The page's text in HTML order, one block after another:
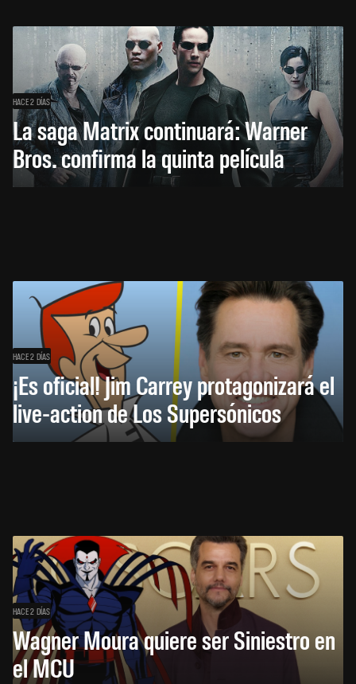
HACE 2 DÍAS
La saga Matrix continuará: Warner
Bros. confirma la quinta película
HACE 2 DÍAS
¡Es oficial! Jim Carrey protagonizará el
live-action de Los Supersónicos
HACE 2 DÍAS
Wagner Moura quiere ser Siniestro en
el MCU